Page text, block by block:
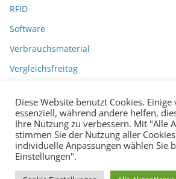
RFID
Software
Verbrauchsmaterial
Vergleichsfreitag
Diese Website benutzt Cookies.
essenziell, während andere helfen,
Ihre Nutzung zu verbessern. Mit "Alle
stimmen Sie der Nutzung aller
individuelle Anpassungen wählen Sie
Einstellungen".